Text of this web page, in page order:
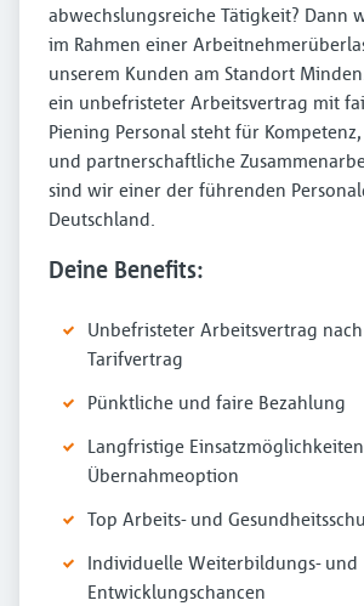
abwechslungsreiche Tätigkeit? Dann
im Rahmen einer
unserem Kunden am Standort
ein unbefristeter Arbeitsvertrag mit
Piening Personal steht für
und partnerschaftliche
sind wir einer der führenden
Deutschland.
Deine Benefits:
Unbefristeter Arbeitsvertrag nach
Tarifvertrag
Pünktliche und faire Bezahlung
Langfristige
Übernahmeoption
Top Arbeits- und
Individuelle Weiterbildungs- und
Entwicklungschancen